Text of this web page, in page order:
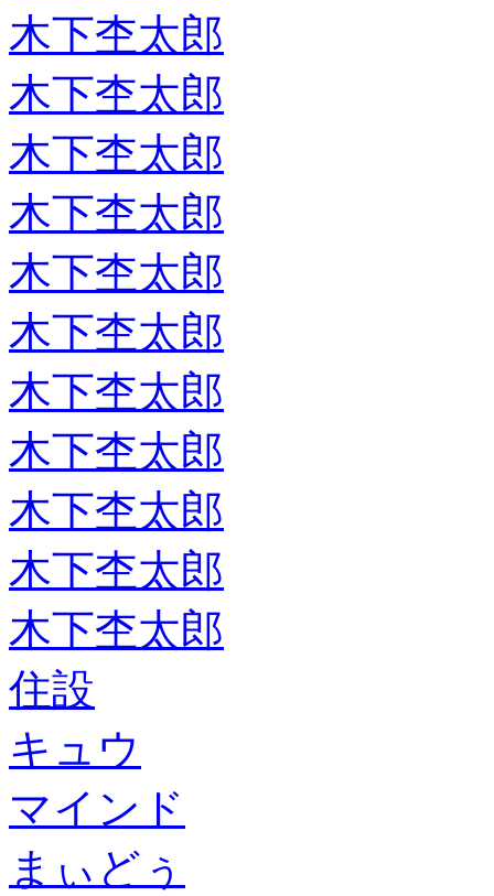
木下杢太郎
木下杢太郎
木下杢太郎
木下杢太郎
木下杢太郎
木下杢太郎
木下杢太郎
木下杢太郎
木下杢太郎
木下杢太郎
木下杢太郎
住設
キュウ
マインド
まぃどぅ